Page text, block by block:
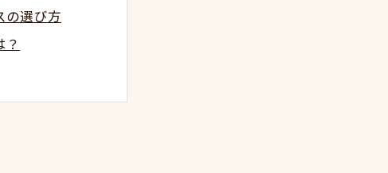
の選び方
せるまでの流れ